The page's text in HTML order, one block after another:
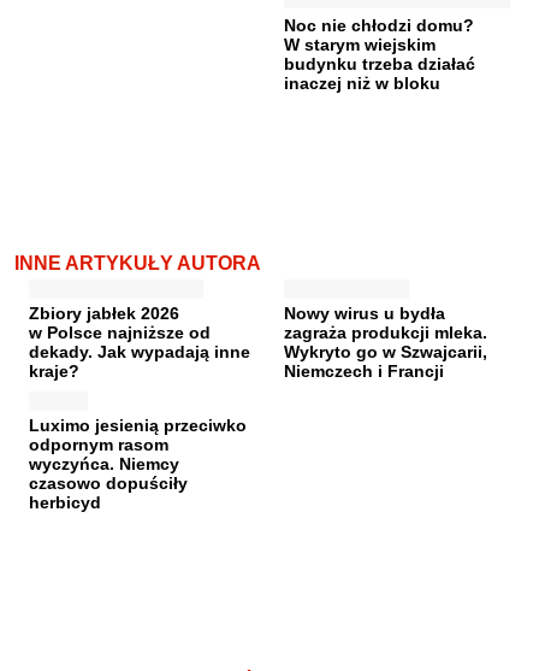
Noc nie chłodzi domu?
W starym wiejskim
budynku trzeba działać
inaczej niż w bloku
INNE ARTYKUŁY AUTORA
Zbiory jabłek 2026
w Polsce najniższe od
dekady. Jak wypadają inne
kraje?
Nowy wirus u bydła
zagraża produkcji mleka.
Wykryto go w Szwajcarii,
Niemczech i Francji
Luximo jesienią przeciwko
odpornym rasom
wyczyńca. Niemcy
czasowo dopuściły
herbicyd